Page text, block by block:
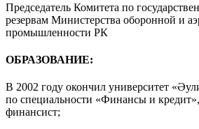
Председатель Комитета по
резервам Министерства оборонной и
промышленности РК
ОБРАЗОВАНИЕ:
В 2002 году окончил университет
по специальности «Финансы и
финансист;